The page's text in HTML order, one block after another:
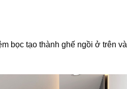
bọc tạo thành ghế ngồi ở trên và